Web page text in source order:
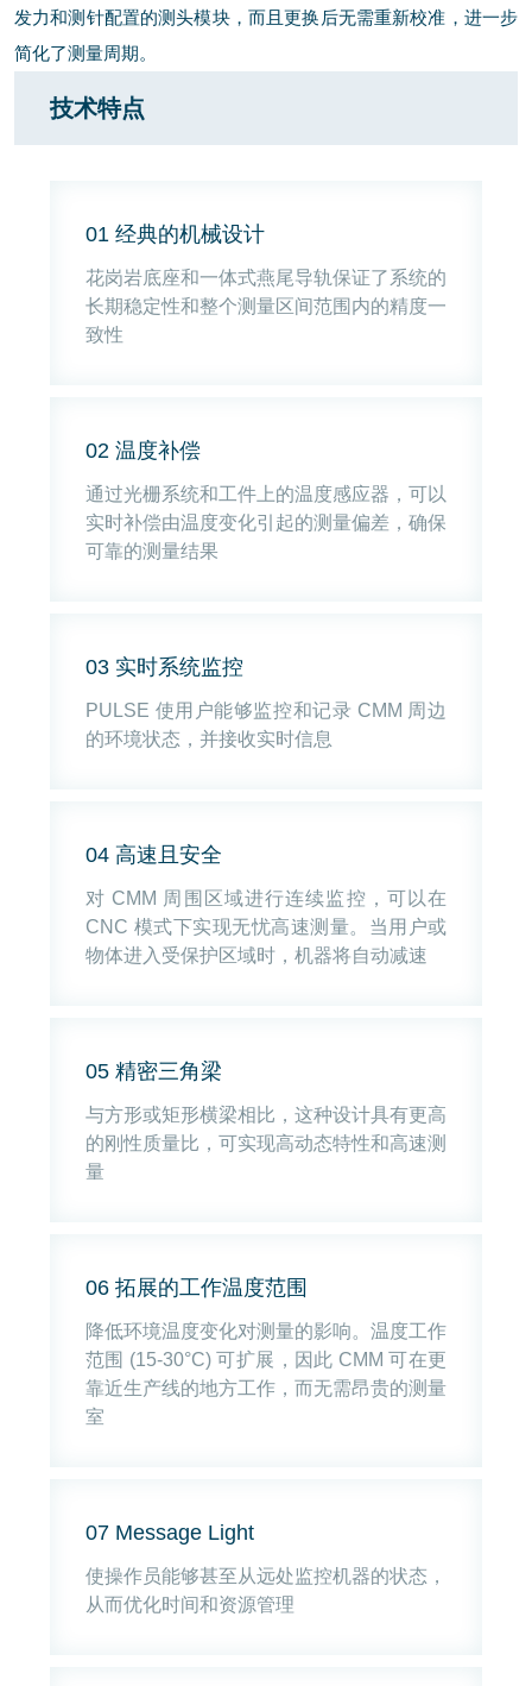
发力和测针配置的测头模块，而且更换后无需重新校准，进一步
简化了测量周期。
技术特点
01 经典的机械设计
花岗岩底座和一体式燕尾导轨保证了系统的
长期稳定性和整个测量区间范围内的精度一
致性
02 温度补偿
通过光栅系统和工件上的温度感应器，可以
实时补偿由温度变化引起的测量偏差，确保
可靠的测量结果
03 实时系统监控
PULSE 使用户能够监控和记录 CMM 周边
的环境状态，并接收实时信息
04 高速且安全
对 CMM 周围区域进行连续监控，可以在
CNC 模式下实现无忧高速测量。当用户或
物体进入受保护区域时，机器将自动减速
05 精密三角梁
与方形或矩形横梁相比，这种设计具有更高
的刚性质量比，可实现高动态特性和高速测
量
06 拓展的工作温度范围
降低环境温度变化对测量的影响。温度工作
范围 (15-30°C) 可扩展，因此 CMM 可在更
靠近生产线的地方工作，而无需昂贵的测量
室
07 Message Light
使操作员能够甚至从远处监控机器的状态，
从而优化时间和资源管理